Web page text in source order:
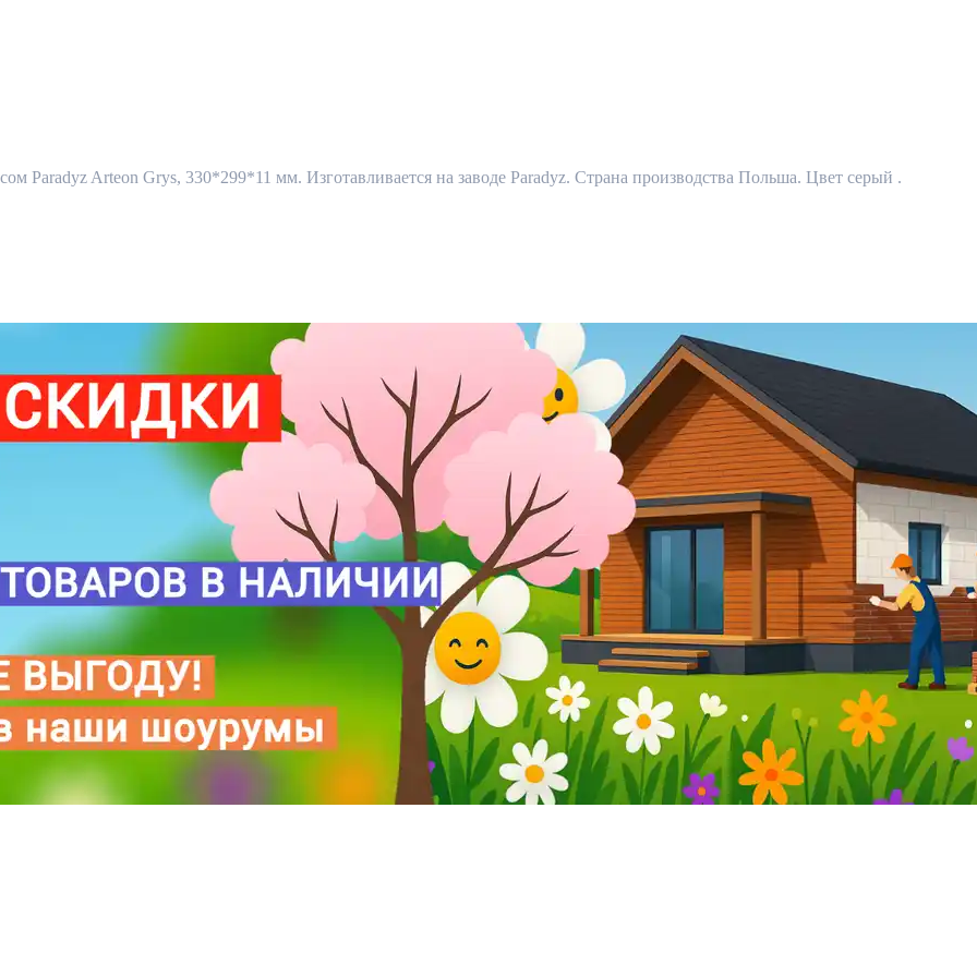
Paradyz Arteon Grys, 330*299*11 мм. Изготавливается на заводе Paradyz. Страна производства Польша. Цвет серый .